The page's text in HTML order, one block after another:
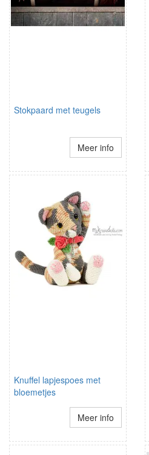
Stokpaard met teugels
Meer info
Knuffel lapjespoes met
bloemetjes
Meer info